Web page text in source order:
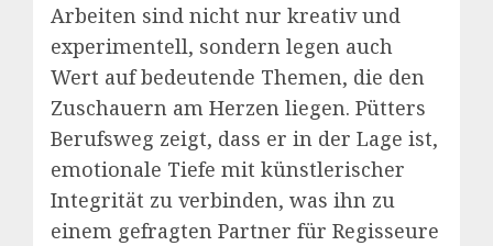
Arbeiten sind nicht nur kreativ und
experimentell, sondern legen auch
Wert auf bedeutende Themen, die den
Zuschauern am Herzen liegen. Pütters
Berufsweg zeigt, dass er in der Lage ist,
emotionale Tiefe mit künstlerischer
Integrität zu verbinden, was ihn zu
einem gefragten Partner für Regisseure